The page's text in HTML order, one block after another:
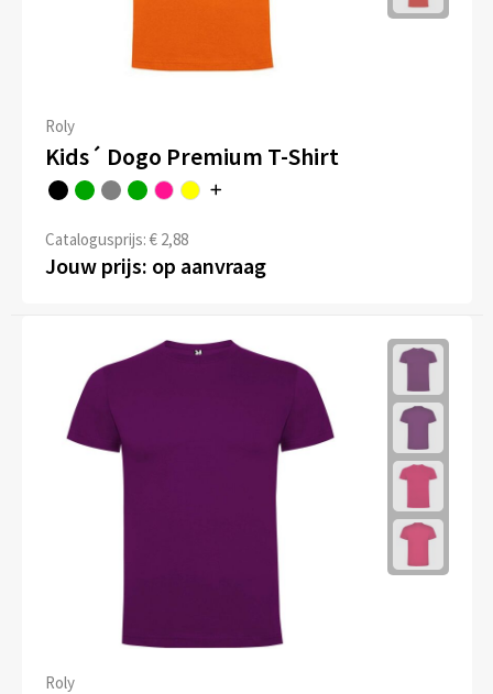
Roly
Kids´ Dogo Premium T-Shirt
Catalogusprijs: € 2,88
Jouw prijs: op aanvraag
Roly